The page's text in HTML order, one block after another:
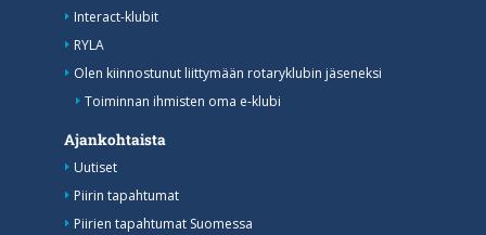
Interact-klubit
RYLA
Olen kiinnostunut liittymään rotaryklubin jäseneksi
Toiminnan ihmisten oma e-klubi
Ajankohtaista
Uutiset
Piirin tapahtumat
Piirien tapahtumat Suomessa